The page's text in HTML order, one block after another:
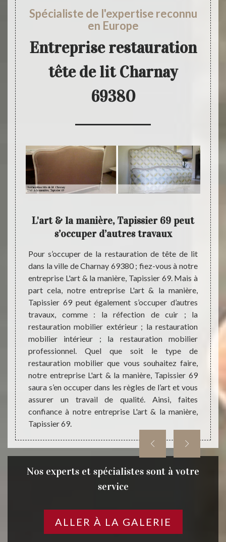
Spécialiste de l'expertise reconnu
en Europe
Entreprise restauration
tête de lit Charnay
69380
& la
un
à
ont
qui
de
à
L'art & la manière, Tapissier 69 peut
s’occuper d’autres travaux
Pour s’occuper de la restauration de tête de lit
dans la ville de Charnay 69380 ; fiez-vous à notre
entreprise L'art & la manière, Tapissier 69. Mais à
part cela, notre entreprise L'art & la manière,
Tapissier 69 peut également s’occuper d’autres
travaux, comme : la réfection de cuir ; la
restauration mobilier extérieur ; la restauration
mobilier intérieur ; la restauration mobilier
professionnel. Quel que soit le type de
restauration mobilier que vous souhaitez faire,
notre entreprise L'art & la manière, Tapissier 69
saura s’en occuper dans les règles de l’art et vous
assurer un travail de qualité. Ainsi, faites
confiance à notre entreprise L'art & la manière,
Tapissier 69.
ville
Nos experts et spécialistes sont à votre
service
ALLER À LA GALERIE